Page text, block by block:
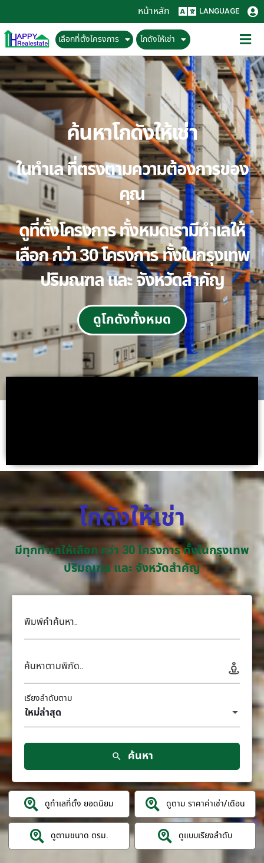
หน้าหลัก LANGUAGE
เลือกที่ตั้งโครงการ โกดังให้เช่า
ค้นหาโกดังให้เช่า
ในทำเล ที่ตรงตามความต้องการของ
คุณ
ดูที่ตั้งโครงการ ทั้งหมดเรามีทำเลให้
เลือก กว่า 30 โครงการ ทั้งในกรุงเทพ
ปริมณฑล และ จังหวัดสำคัญ
ดูโกดังทั้งหมด
โกดังให้เช่า
มีทุกทำเลให้เลือก กว่า 30 โครงการ ทั้งในกรุงเทพ
ปริมณฑล และ จังหวัดสำคัญ
พิมพ์คำค้นหา..
ค้นหาตามพิกัด..
ใหม่ล่าสุด
เรียงลำดับตาม
ค้นหา
ดูทำเลที่ตั้ง ยอดนิยม ดูตาม ราคาค่าเช่า/เดือน
ดูตามขนาด ตรม. ดูแบบเรียงลำดับ